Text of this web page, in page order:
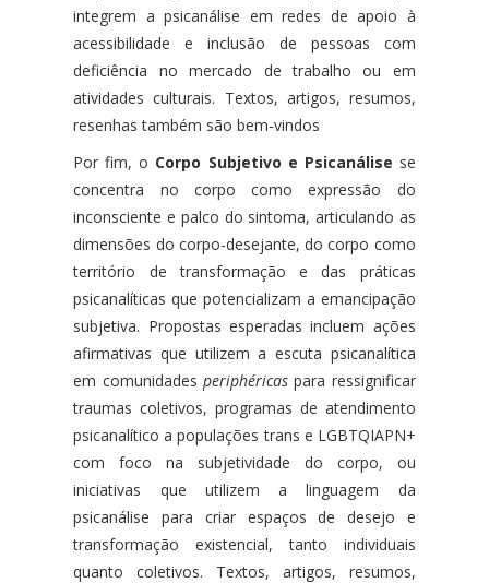
integrem a psicanálise em redes de apoio à
acessibilidade e inclusão de pessoas com
deficiência no mercado de trabalho ou em
atividades culturais. Textos, artigos, resumos,
resenhas também são bem-vindos
Por fim, o Corpo Subjetivo e Psicanálise se
concentra no corpo como expressão do
inconsciente e palco do sintoma, articulando as
dimensões do corpo-desejante, do corpo como
território de transformação e das práticas
psicanalíticas que potencializam a emancipação
subjetiva. Propostas esperadas incluem ações
afirmativas que utilizem a escuta psicanalítica
em comunidades periphéricas para ressignificar
traumas coletivos, programas de atendimento
psicanalítico a populações trans e LGBTQIAPN+
com foco na subjetividade do corpo, ou
iniciativas que utilizem a linguagem da
psicanálise para criar espaços de desejo e
transformação existencial, tanto individuais
quanto coletivos.
Textos, artigos, resumos,